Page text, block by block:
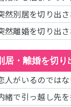
然別居を切り出さ
然離婚を切り出さ
居・離婚を切
人がいるのではな
緒で引っ越し先